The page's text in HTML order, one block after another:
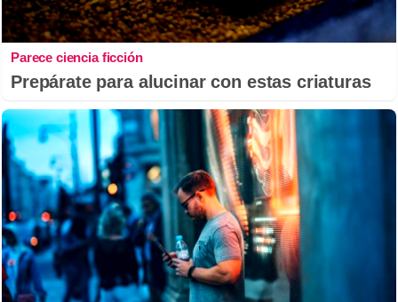
Parece ciencia ficción
Prepárate para alucinar con estas criaturas